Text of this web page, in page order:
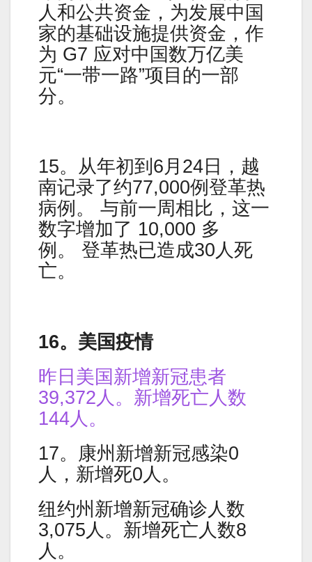
人和公共资金，为发展中国
家的基础设施提供资金，作
为 G7 应对中国数万亿美
元“一带一路”项目的一部
分。
15。从年初到6月24日，越
南记录了约77,000例登革热
病例。 与前一周相比，这一
数字增加了 10,000 多
例。 登革热已造成30人死
亡。
16。美国疫情
昨日美国新增新冠患者
39,372人。新增死亡人数
144人。
17。康州新增新冠感染0
人，新增死0人。
纽约州新增新冠确诊人数
3,075人。新增死亡人数8
人。